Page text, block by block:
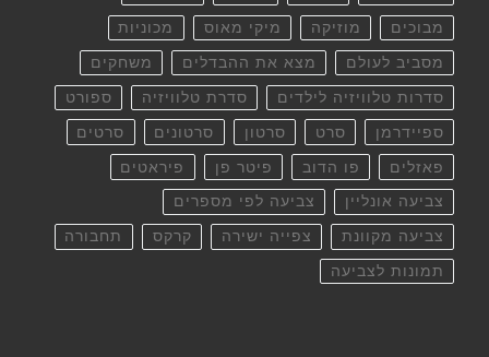
מבוכים מוזיקה מיקי מאוס מכוניות
מסביב לעולם מצא את ההבדלים משחקים
סדרות טלוויזיה לילדים סדרת טלוויזיה ספורט
ספיידרמן סרט סרטון סרטונים סרטים
פאזלים פו הדוב פיטר פן פיראטים
צביעה אונליין צביעה לפי מספרים
צביעה מקוונת צפייה ישירה קרקס תחבורה
תמונות לצביעה